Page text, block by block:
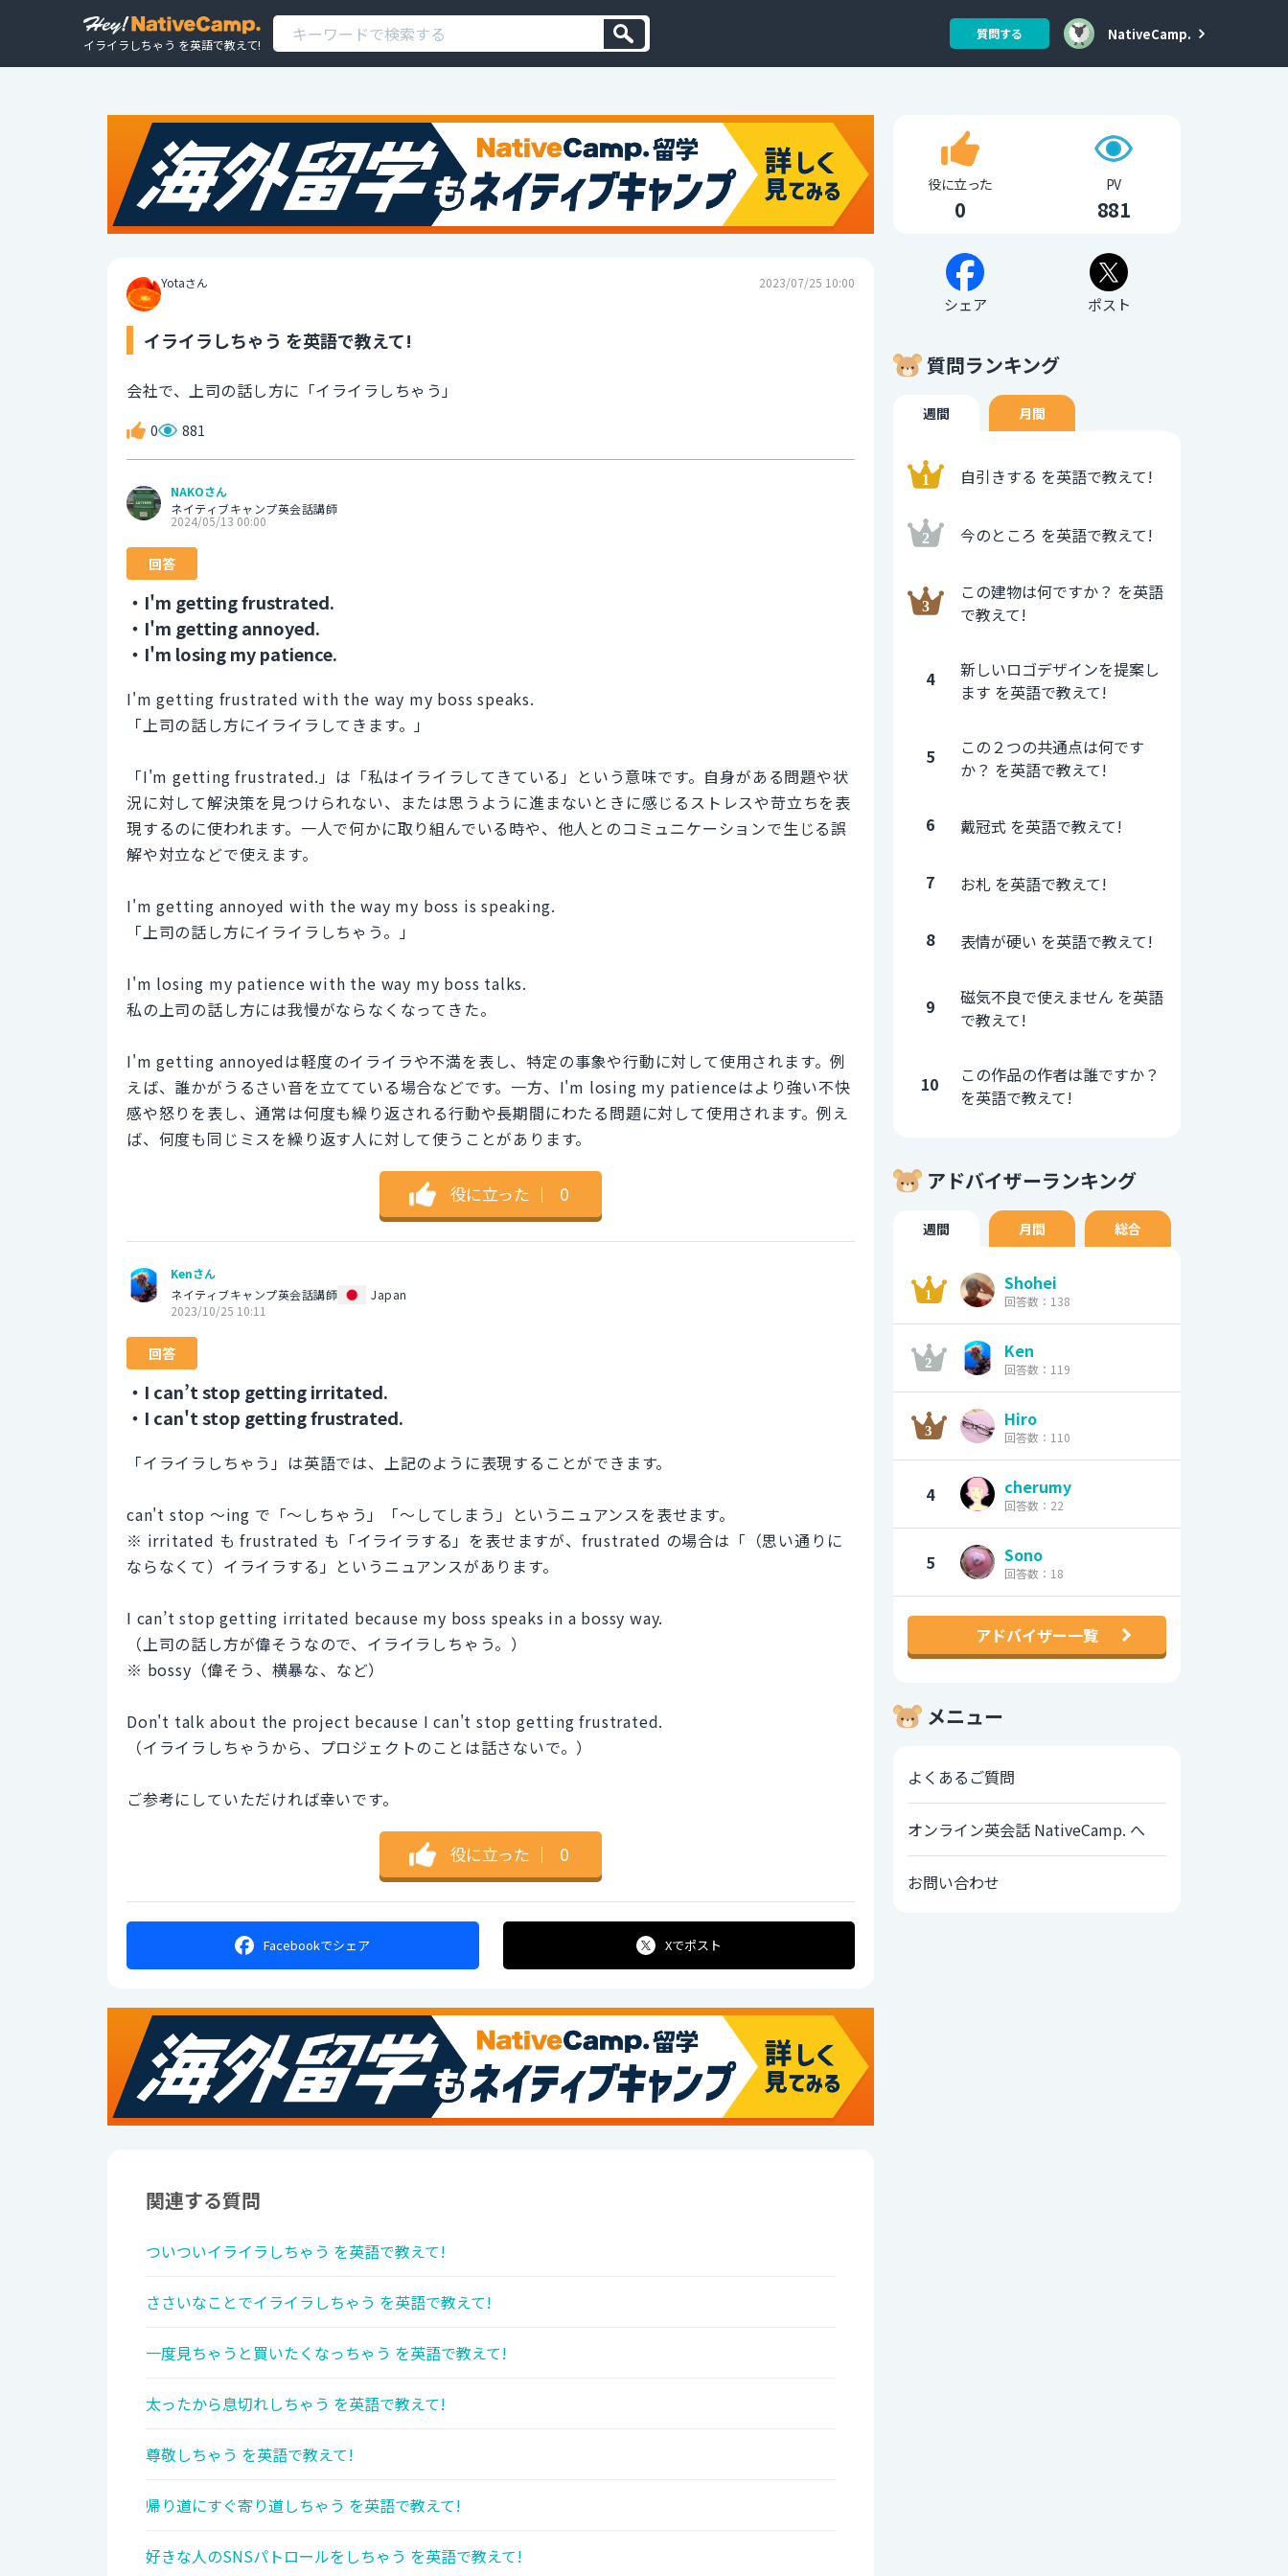
イライラしちゃう を英語で教えて!
質問する NativeCamp.
Yotaさん 2023/07/25 10:00
イライラしちゃう を英語で教えて!
会社で、上司の話し方に「イライラしちゃう」
0 881
NAKOさん
ネイティブキャンプ英会話講師
2024/05/13 00:00
回答
・I'm getting frustrated.
・I'm getting annoyed.
・I'm losing my patience.
I'm getting frustrated with the way my boss speaks.
「上司の話し方にイライラしてきます。」
「I'm getting frustrated.」は「私はイライラしてきている」という意味です。自身がある問題や状
況に対して解決策を見つけられない、または思うように進まないときに感じるストレスや苛立ちを表
現するのに使われます。一人で何かに取り組んでいる時や、他人とのコミュニケーションで生じる誤
解や対立などで使えます。
I'm getting annoyed with the way my boss is speaking.
「上司の話し方にイライラしちゃう。」
I'm losing my patience with the way my boss talks.
私の上司の話し方には我慢がならなくなってきた。
I'm getting annoyedは軽度のイライラや不満を表し、特定の事象や行動に対して使用されます。例
えば、誰かがうるさい音を立てている場合などです。一方、I'm losing my patienceはより強い不快
感や怒りを表し、通常は何度も繰り返される行動や長期間にわたる問題に対して使用されます。例え
ば、何度も同じミスを繰り返す人に対して使うことがあります。
役に立った ｜ 0
Kenさん
ネイティブキャンプ英会話講師
Japan
2023/10/25 10:11
回答
・I can’t stop getting irritated.
・I can't stop getting frustrated.
「イライラしちゃう」は英語では、上記のように表現することができます。
can't stop 〜ing で「〜しちゃう」「〜してしまう」というニュアンスを表せます。
※ irritated も frustrated も「イライラする」を表せますが、frustrated の場合は「（思い通りに
ならなくて）イライラする」というニュアンスがあります。
I can’t stop getting irritated because my boss speaks in a bossy way.
（上司の話し方が偉そうなので、イライラしちゃう。）
※ bossy（偉そう、横暴な、など）
Don't talk about the project because I can't stop getting frustrated.
（イライラしちゃうから、プロジェクトのことは話さないで。）
ご参考にしていただければ幸いです。
役に立った ｜ 0
Facebookでシェア Xでポスト
関連する質問
ついついイライラしちゃう を英語で教えて!
ささいなことでイライラしちゃう を英語で教えて!
一度見ちゃうと買いたくなっちゃう を英語で教えて!
太ったから息切れしちゃう を英語で教えて!
尊敬しちゃう を英語で教えて!
帰り道にすぐ寄り道しちゃう を英語で教えて!
好きな人のSNSパトロールをしちゃう を英語で教えて!
役に立った
0
PV
881
シェア ポスト
質問ランキング
週間 月間
自引きする を英語で教えて!
今のところ を英語で教えて!
この建物は何ですか？ を英語
で教えて!
4
新しいロゴデザインを提案し
ます を英語で教えて!
5
この２つの共通点は何です
か？ を英語で教えて!
6 戴冠式 を英語で教えて!
7 お札 を英語で教えて!
8 表情が硬い を英語で教えて!
9
磁気不良で使えません を英語
で教えて!
10
この作品の作者は誰ですか？
を英語で教えて!
アドバイザーランキング
週間 月間 総合
Shohei
回答数：138
Ken
回答数：119
Hiro
回答数：110
4 cherumy
回答数：22
5 Sono
回答数：18
アドバイザー一覧
メニュー
よくあるご質問
オンライン英会話 NativeCamp. へ
お問い合わせ